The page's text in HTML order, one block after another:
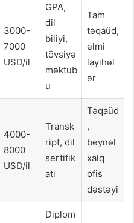
3000-
7000
USD/il
GPA,
dil
biliyi,
tövsiyə
məktub
u
Tam
təqaüd,
elmi
layihəl
ər
4000-
8000
USD/il
Transk
ript, dil
sertifik
atı
Təqaüd
,
beynəl
xalq
ofis
dəstəyi
Diplom